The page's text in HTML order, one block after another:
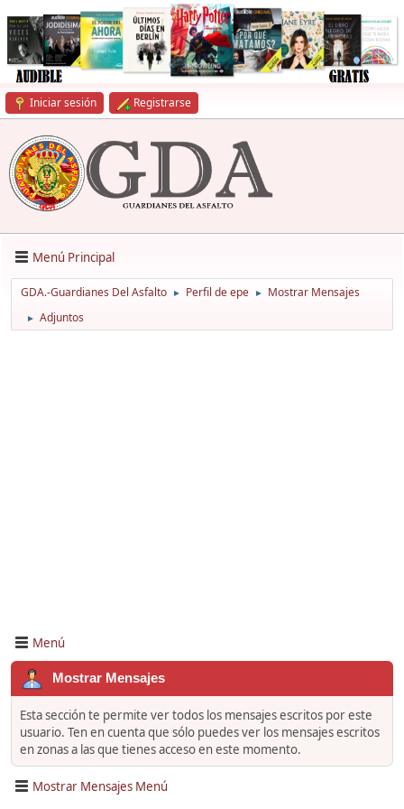
Iniciar sesión Registrarse
Menú Principal
GDA.-Guardianes Del Asfalto ► Perfil de epe ► Mostrar Mensajes
► Adjuntos
Menú
Mostrar Mensajes
Esta sección te permite ver todos los mensajes escritos por este
usuario. Ten en cuenta que sólo puedes ver los mensajes escritos
en zonas a las que tienes acceso en este momento.
Mostrar Mensajes Menú